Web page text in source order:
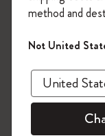
ール・
Moleskine
ァーや会
レーシ
method and
Not United